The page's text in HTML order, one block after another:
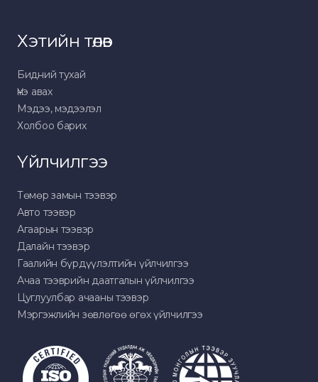
Хэтийн төлөв
Бидний тухай
Үнэ авах
Мэдээ, мэдээлэл
Холбоо барих
Үйлчилгээ
Төмөр замын тээвэр
Авто тээвэр
Агаарын тээвэр
Далайн тээвэр
Гаалийн бүрдүүлэлтийн үйлчилгээ
Ачаа тээврийн даатгалын үйлчилгээ
Цуглуулбар ачааны тээвэр
Мэргэжлийн зөвлөгөө өгөх үйлчилгээ